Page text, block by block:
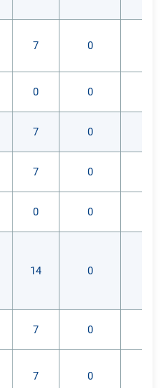
7 0
0 0
7 0
7 0
0 0
14 0
7 0
7 0